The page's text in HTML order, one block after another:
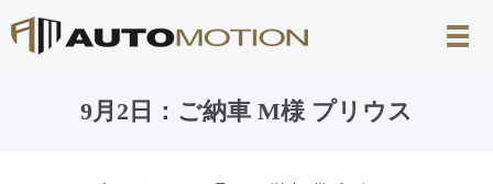
9月2日：ご納車 M様 プリウス